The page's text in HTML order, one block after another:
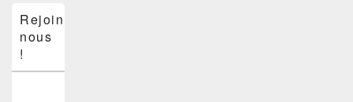
principale
de
widget
Rejoins-
nous
!